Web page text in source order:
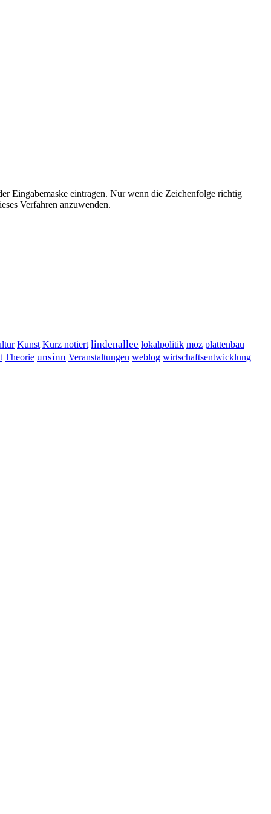
Eingabemaske eintragen. Nur wenn die Zeichenfolge richtig
Verfahren anzuwenden.
Kunst Kurz notiert lindenallee lokalpolitik moz plattenbau
Theorie unsinn Veranstaltungen weblog wirtschaftsentwicklung